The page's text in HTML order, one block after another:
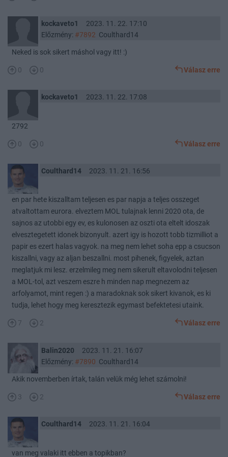
kockaveto1
2023. 11. 22. 17:10
Előzmény: #7892 Coulthard14
Neked is sok sikert máshol vagy itt! :)
0 0 Válasz erre
kockaveto1 2023. 11. 22. 17:08
2792
0 0 Válasz erre
Coulthard14 2023. 11. 21. 16:56
en par hete kiszalltam teljesen es par napja a teljes osszeget
atvaltottam eurora. elveztem MOL tulajnak lenni 2020 ota, de
sajnos az utobbi egy ev, es kulonosen az oszti ota eltelt idoszak
elvesztegetett idonek bizonyult. azert igy is hozott tobb tizmilliot a
papir es ezert halas vagyok. na meg nem lehet soha epp a csucson
kiszallni, vagy az aljan beszallni. most pihenek, figyelek, aztan
meglatjuk mi lesz. erzelmileg meg nem sikerult eltavolodni teljesen
a MOL-tol, azt veszem eszre h minden nap megnezem az
arfolyamot, mint regen :) a maradoknak sok sikert kivanok, es ki
tudja, lehet hogy meg keresztezik egymast befektetesi utaink.
7 2 Válasz erre
Balin2020
2023. 11. 21. 16:07
Előzmény: #7890 Coulthard14
Akik novemberben írtak, talán velük még lehet számolni!
3 2 Válasz erre
Coulthard14 2023. 11. 21. 16:04
van meg valaki itt ebben a topikban?